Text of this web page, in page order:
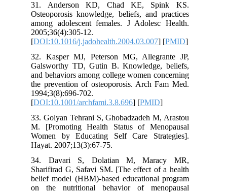
31. Anderson KD, Chad KE, Spink KS.
Osteoporosis knowledge, beliefs, and practices
among adolescent females. J Adolesc Health.
2005;36(4):305-12.
[DOI:10.1016/j.jadohealth.2004.03.007] [PMID
32. Kasper MJ, Peterson MG, Allegrante JP,
Galsworthy TD, Gutin B. Knowledge, beliefs,
and behaviors among college women concerning
the prevention of osteoporosis. Arch Fam Med.
1994;3(8):696-702.
[DOI:10.1001/archfami.3.8.696] [PMID
33. Golyan Tehrani S, Ghobadzadeh M, Arastou
M. [Promoting Health Status of Menopausal
Women by Educating Self Care Strategies].
Hayat. 2007;13(3):67-75.
34. Davari S, Dolatian M, Maracy MR,
Sharifirad G, Safavi SM. [The effect of a health
belief model (HBM)-based educational program
on the nutritional behavior of menopausal